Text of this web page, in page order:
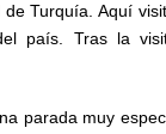
Turquía. Aquí
país. Tras la
parada muy